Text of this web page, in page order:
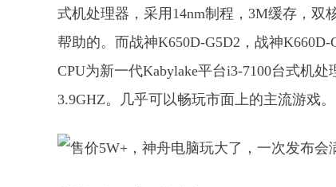
式机处理器，采用14nm制程，3M缓存，双
帮助的。而战神K650D-G5D2，战神K660D-
CPU为新一代Kabylake平台i3-7100台式机
3.9GHZ。几乎可以畅玩市面上的主流游戏。